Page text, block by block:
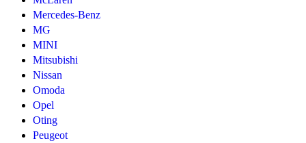
Mercedes-Benz
MG
MINI
Mitsubishi
Nissan
Omoda
Opel
Oting
Peugeot